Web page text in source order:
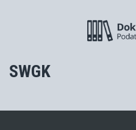
SWGK